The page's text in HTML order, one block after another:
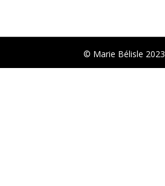
© Marie Bélisle 2023